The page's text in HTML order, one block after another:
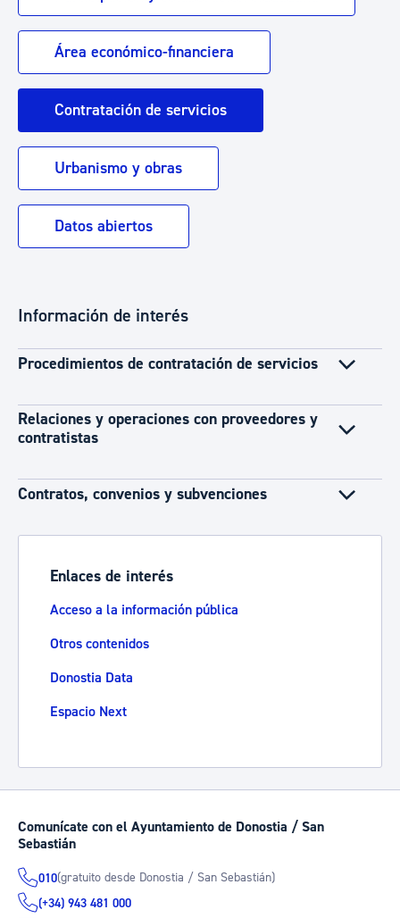
Área económico-financiera
Contratación de servicios
Urbanismo y obras
Datos abiertos
Información de interés
Procedimientos de contratación de servicios
Relaciones y operaciones con proveedores y
contratistas
Contratos, convenios y subvenciones
Enlaces de interés
Acceso a la información pública
Otros contenidos
Donostia Data
Espacio Next
Comunícate con el Ayuntamiento de Donostia / San
Sebastián
010(gratuito desde Donostia / San Sebastián)
(+34) 943 481 000